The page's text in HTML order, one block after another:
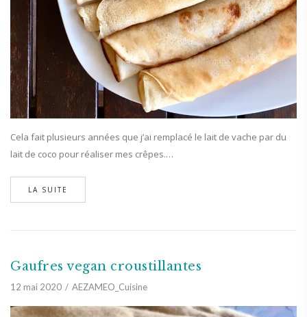
Cela fait plusieurs années que j’ai remplacé le lait de vache par du
lait de coco pour réaliser mes crêpes.…
LA SUITE
Gaufres vegan croustillantes
12 mai 2020 AEZAMEO_Cuisine